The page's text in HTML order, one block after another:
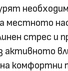
местното
стрес и
активното